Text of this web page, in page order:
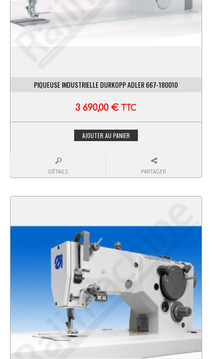
PIQUEUSE INDUSTRIELLE DURKOPP ADLER 667-180010
3 690,00€ TTC
AJOUTER AU PANIER
DÉTAILS PARTAGER